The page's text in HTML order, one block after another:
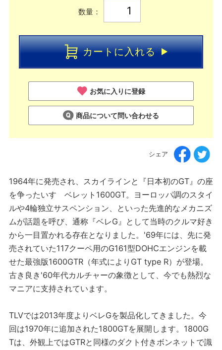
数量：
カートに入れる
お気に入りに登録
商品について問い合わせる
シェア
1964年に発売され、スカイラインと『日本初のGT』の座
を争ったいすゞベレット1600GT。ヨーロッパ調のスタイ
ルや4輪独立サスペンション、といった先進的なメカニズ
ムが話題を呼び、通称『ベレG』として当時のクルマ好き
から一目置かれる存在となりました。'69年には、先に発
売されていた117クーペ用のG161型DOHCエンジンを載
せた最強版1600GTR（年式によりGT type R）が登場。
古き良き'60年代カルチャーの象徴として、今でも熱烈な
マニアに支持されています。
TLVでは2013年度よりベレGを製品化してきました。今
回は1970年に追加された1800GTを展開します。1800G
Tは、外観上ではGTRと同様のダクト付きボンネットで識